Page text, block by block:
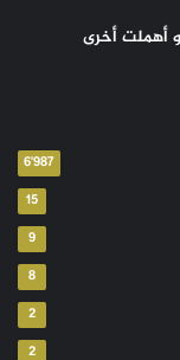
أهملت أخرى
6٬987
15
9
8
2
2